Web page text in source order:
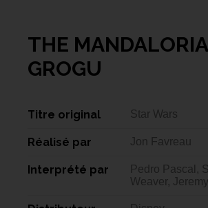
THE
GROGU
Titre original Star Wars
Réalisé par Jon Favreau
Interprété par
Pedro Pascal,
Weaver,